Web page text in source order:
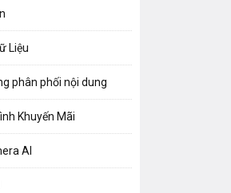
Liệu
phân phối nội dung
Khuyến Mãi
AI